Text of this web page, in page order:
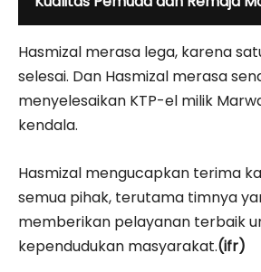
Hasmizal merasa lega, karena
selesai. Dan Hasmizal merasa
menyelesaikan KTP-el milik
kendala.
Hasmizal mengucapkan terima
semua pihak, terutama timnya
memberikan pelayanan terbaik
kependudukan masyarakat.(ifr)­­­